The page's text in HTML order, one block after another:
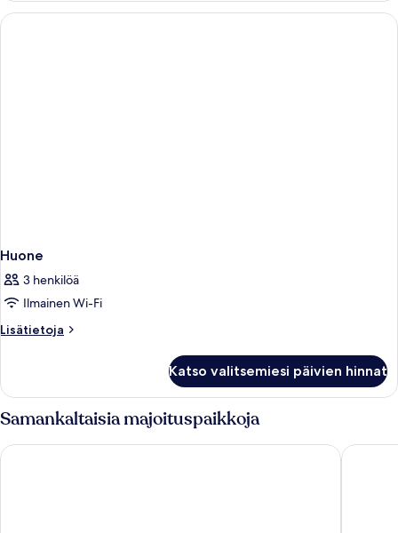
Huone
3 henkilöä
Ilmainen Wi-Fi
Lisätietoja
Lisätietoja
Katso valitsemiesi päivien hinnat
Samankaltaisia majoituspaikkoja
Holiday Inn Sydney Potts Point by IHG ibis